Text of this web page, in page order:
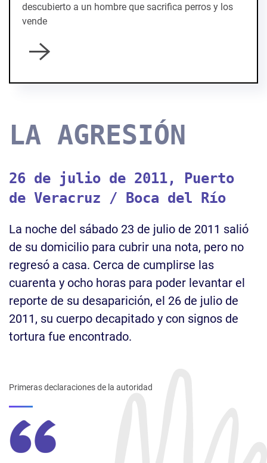
descubierto a un hombre que sacrifica perros y los
vende
LA AGRESIÓN
26 de julio de 2011, Puerto
de Veracruz / Boca del Río
La noche del sábado 23 de julio de 2011 salió
de su domicilio para cubrir una nota, pero no
regresó a casa. Cerca de cumplirse las
cuarenta y ocho horas para poder levantar el
reporte de su desaparición, el 26 de julio de
2011, su cuerpo decapitado y con signos de
tortura fue encontrado.
Primeras declaraciones de la autoridad